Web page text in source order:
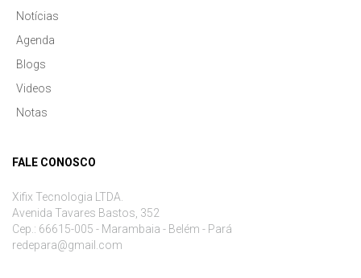
Notícias
Agenda
Blogs
Videos
Notas
FALE CONOSCO
Xifix Tecnologia LTDA.
Avenida Tavares Bastos, 352
Cep.: 66615-005 - Marambaia - Belém - Pará
redepara@gmail.com